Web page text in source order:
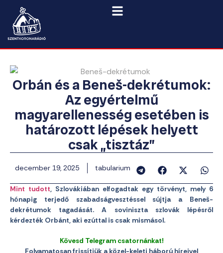
Orbán és a Beneš-dekrétumok:
Az egyértelmű
magyarellenesség esetében is
határozott lépések helyett
csak „tisztáz”
december 19, 2025 tabularium
Mint tudott , Szlovákiában elfogadtak egy törvényt, mely 6
hónapig terjedő szabadságvesztéssel sújtja a Beneš-
dekrétumok tagadását. A soviniszta szlovák lépésről
kérdezték Orbánt, aki ezúttal is csak mismásol.
Kövesd Telegram csatornánkat!
Folyamatosan frissítjük a közel-keleti háború híreivel